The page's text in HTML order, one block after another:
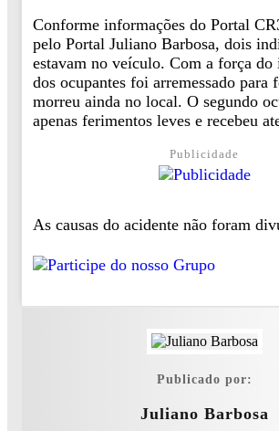
Conforme informações do Portal
pelo Portal Juliano Barbosa, dois
estavam no veículo. Com a força do
dos ocupantes foi arremessado para
morreu ainda no local. O segundo
apenas ferimentos leves e recebeu
Publicidade
As causas do acidente não foram
Publicado por:
Juliano Barbosa